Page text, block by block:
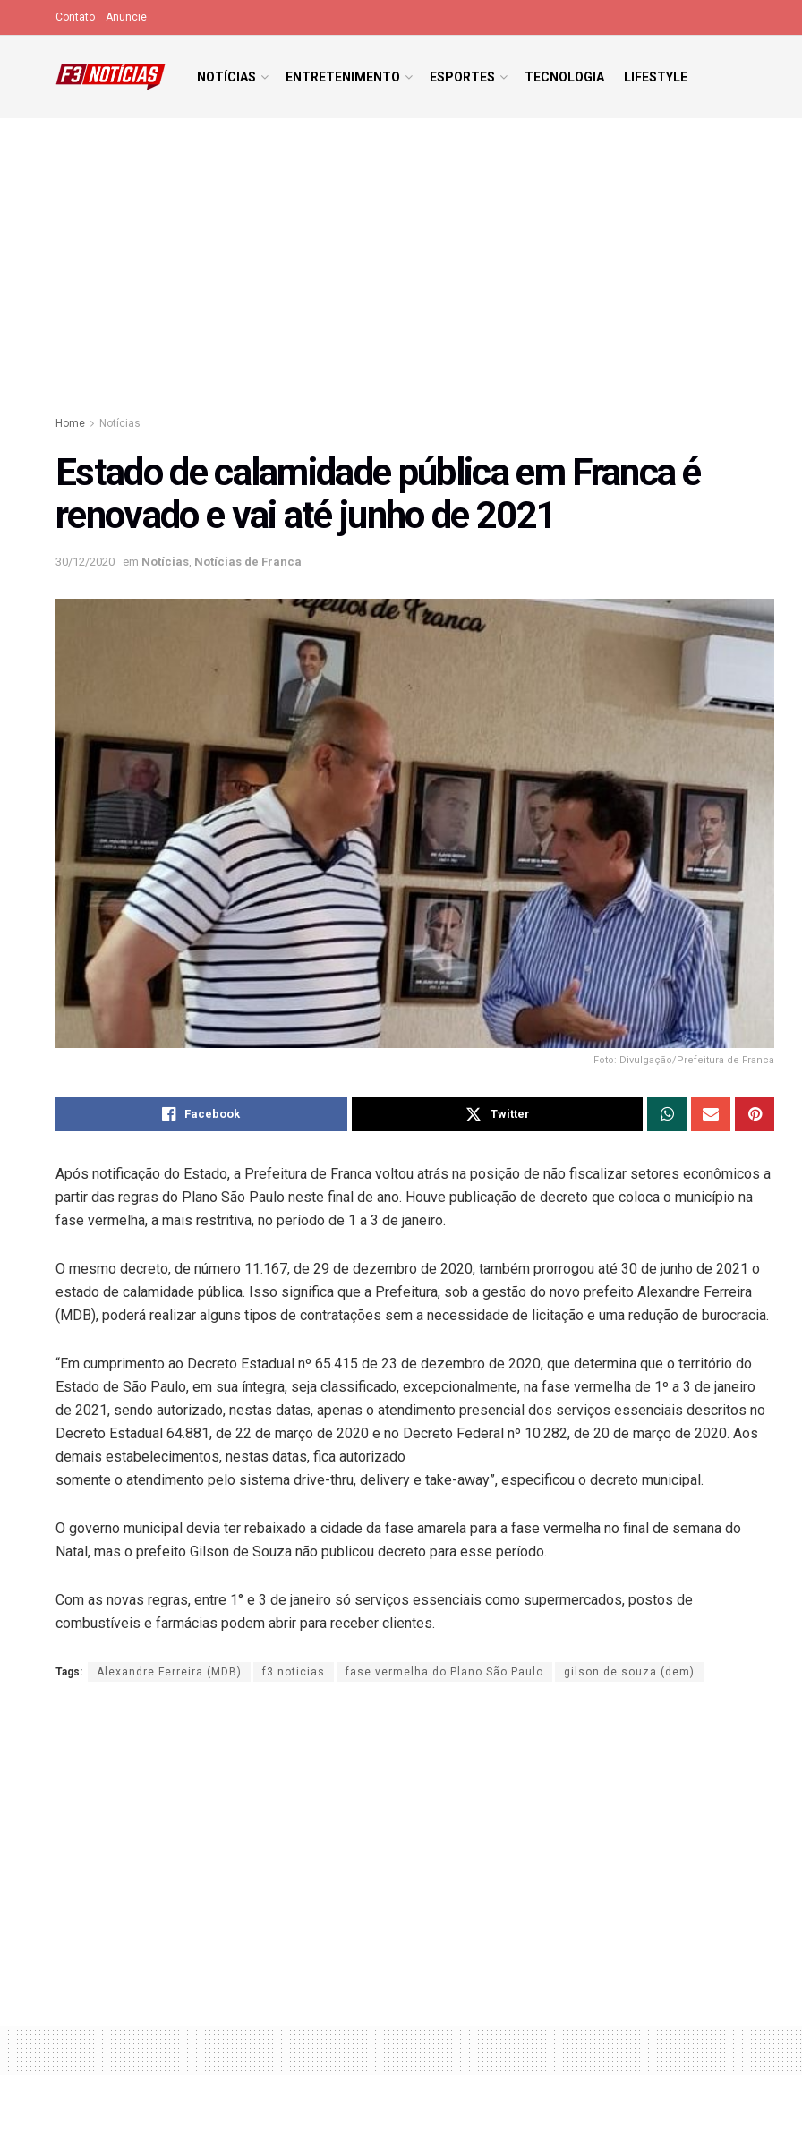
Contato Anuncie
NOTÍCIAS ENTRETENIMENTO ESPORTES TECNOLOGIA LIFESTYLE
Home Notícias
Estado de calamidade pública em Franca é
renovado e vai até junho de 2021
30/12/2020 em Notícias Notícias de Franca
Foto: Divulgação/Prefeitura de Franca
Facebook Twitter
Após notificação do Estado, a Prefeitura de Franca voltou atrás na posição de não fiscalizar setores econômicos a
partir das regras do Plano São Paulo neste final de ano. Houve publicação de decreto que coloca o município na
fase vermelha, a mais restritiva, no período de 1 a 3 de janeiro.
O mesmo decreto, de número 11.167, de 29 de dezembro de 2020, também prorrogou até 30 de junho de 2021 o
estado de calamidade pública. Isso significa que a Prefeitura, sob a gestão do novo prefeito Alexandre Ferreira
(MDB), poderá realizar alguns tipos de contratações sem a necessidade de licitação e uma redução de burocracia.
“Em cumprimento ao Decreto Estadual nº 65.415 de 23 de dezembro de 2020, que determina que o território do
Estado de São Paulo, em sua íntegra, seja classificado, excepcionalmente, na fase vermelha de 1º a 3 de janeiro
de 2021, sendo autorizado, nestas datas, apenas o atendimento presencial dos serviços essenciais descritos no
Decreto Estadual 64.881, de 22 de março de 2020 e no Decreto Federal nº 10.282, de 20 de março de 2020. Aos
demais estabelecimentos, nestas datas, fica autorizado
somente o atendimento pelo sistema drive-thru, delivery e take-away”, especificou o decreto municipal.
O governo municipal devia ter rebaixado a cidade da fase amarela para a fase vermelha no final de semana do
Natal, mas o prefeito Gilson de Souza não publicou decreto para esse período.
Com as novas regras, entre 1° e 3 de janeiro só serviços essenciais como supermercados, postos de
combustíveis e farmácias podem abrir para receber clientes.
Tags: Alexandre Ferreira (MDB) f3 noticias fase vermelha do Plano São Paulo gilson de souza (dem)